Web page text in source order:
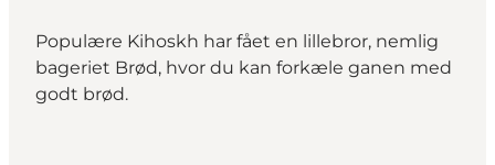
Populære Kihoskh har fået en lillebror, nemlig
bageriet Brød, hvor du kan forkæle ganen med
godt brød.